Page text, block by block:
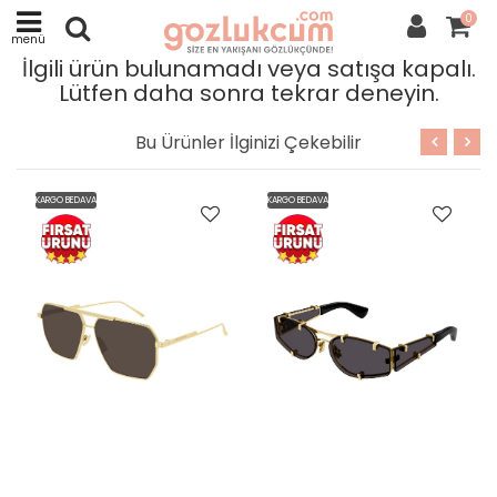
menü
0
İlgili ürün bulunamadı veya satışa kapalı.
Lütfen daha sonra tekrar deneyin.
Bu Ürünler İlginizi Çekebilir